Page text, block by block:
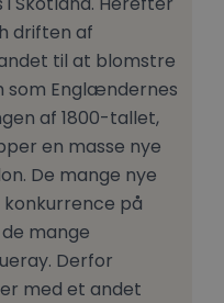
driften af
til at blomstre
som Englændernes
af 1800-tallet,
en masse nye
De mange nye
på
mange
Derfor
med et andet